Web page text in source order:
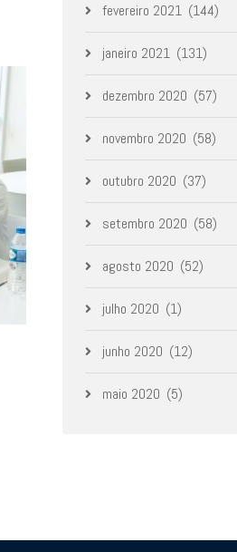
fevereiro 2021 (144)
janeiro 2021 (131)
dezembro 2020 (57)
novembro 2020 (58)
outubro 2020 (37)
setembro 2020 (58)
agosto 2020 (52)
julho 2020 (1)
junho 2020 (12)
maio 2020 (5)